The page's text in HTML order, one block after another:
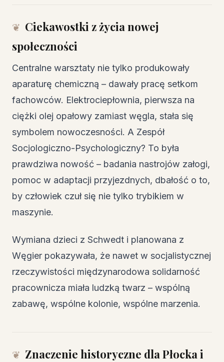
Ciekawostki z życia nowej
społeczności
Centralne warsztaty nie tylko produkowały
aparaturę chemiczną – dawały pracę setkom
fachowców. Elektrociepłownia, pierwsza na
ciężki olej opałowy zamiast węgla, stała się
symbolem nowoczesności. A Zespół
Socjologiczno-Psychologiczny? To była
prawdziwa nowość – badania nastrojów załogi,
pomoc w adaptacji przyjezdnych, dbałość o to,
by człowiek czuł się nie tylko trybikiem w
maszynie.
Wymiana dzieci z Schwedt i planowana z
Węgier pokazywała, że nawet w socjalistycznej
rzeczywistości międzynarodowa solidarność
pracownicza miała ludzką twarz – wspólną
zabawę, wspólne kolonie, wspólne marzenia.
Znaczenie historyczne dla Płocka i